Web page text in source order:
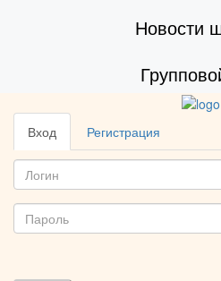
Новости
Вход Регистрация